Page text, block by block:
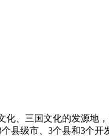
、三国文化的发源地
县级市、3个县和3个开